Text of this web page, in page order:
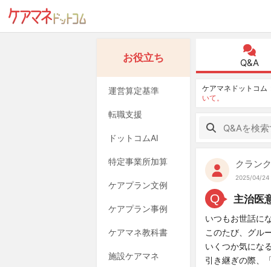
お役立ち
運営算定基準
転職支援
ドットコムAI
特定事業所加算
ケアプラン文例
ケアプラン事例
ケアマネ教科書
施設ケアマネ
Q&A
ケアマネドットコム
いて。
クランク
2025/04/24
Q 主治医
いつもお世話に
このたび、グル
いくつか気にな
引き継ぎの際、